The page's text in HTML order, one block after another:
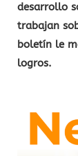
desarrollo
trabajan
boletín le
logros.